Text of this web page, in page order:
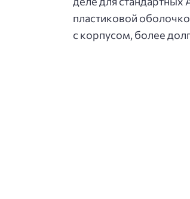
пластиковой
с корпусом, более